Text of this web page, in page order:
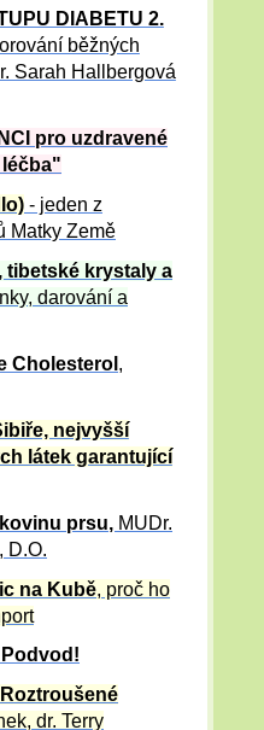
DIABETU 2.
běžných
Sarah Hallbergová
pro uzdravené
- jeden z
Matky Země
tibetské krystaly a
darování a
Cholesterol ,
nejvyšší
látek garantující
prsu, MUDr.
D.O.
na Kubě, proč ho
Podvod!
dr. Terry